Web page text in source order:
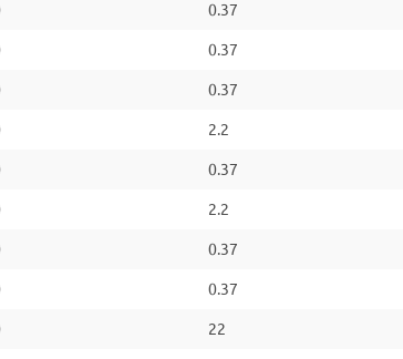
0.37
0.37
0.37
2.2
0.37
2.2
0.37
0.37
22